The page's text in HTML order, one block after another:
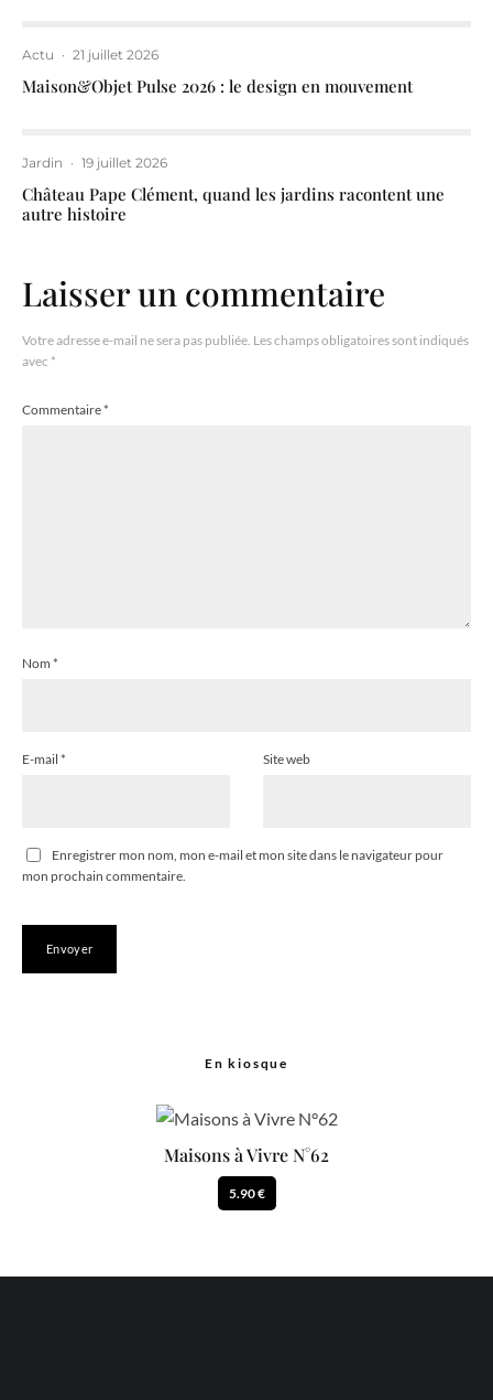
Actu · 21 juillet 2026
Maison&Objet Pulse 2026 : le design en mouvement
Jardin · 19 juillet 2026
Château Pape Clément, quand les jardins racontent une
autre histoire
Laisser un commentaire
Votre adresse e-mail ne sera pas publiée. Les champs obligatoires sont indiqués
avec *
Commentaire*
Nom *
E-mail * Site web
Enregistrer mon nom, mon e-mail et mon site dans le navigateur pour
mon prochain commentaire.
En kiosque
Maisons à Vivre N°62
5.90 €